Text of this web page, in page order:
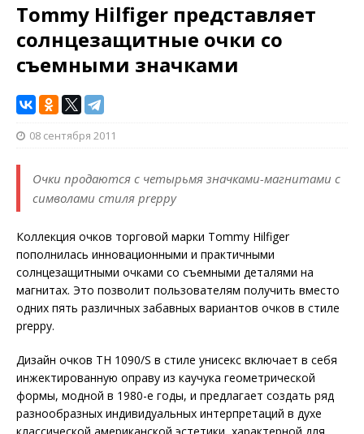
Tommy Hilfiger представляет
солнцезащитные очки со
съемными значками
08 сентября 2011
Очки продаются с четырьмя значками-магнитами с
символами стиля preppy
Коллекция очков торговой марки Tommy Hilfiger
пополнилась инновационными и практичными
солнцезащитными очками со съемными деталями на
магнитах. Это позволит пользователям получить вместо
одних пять различных забавных вариантов очков в стиле
preppy.
Дизайн очков TH 1090/S в стиле унисекс включает в себя
инжектированную оправу из каучука геометрической
формы, модной в 1980-е годы, и предлагает создать ряд
разнообразных индивидуальных интерпретаций в духе